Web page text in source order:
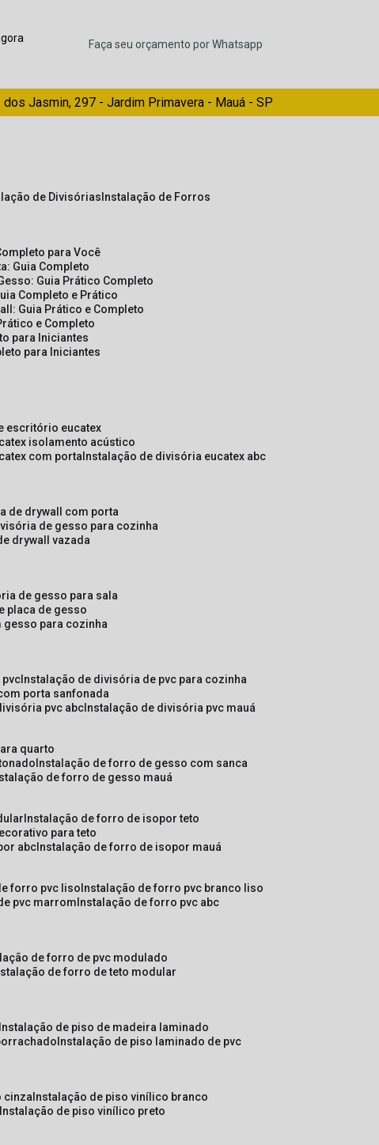
Faça seu orçamento por Whatsapp
dos Jasmin, 297 - Jardim Primavera - Mauá - SP
de Divisórias Instalação de Forros
para Você
Guia Completo
Guia Prático Completo
Completo e Prático
Guia Prático e Completo
e Completo
para Iniciantes
para Iniciantes
escritório eucatex
isolamento acústico
com porta instalação de divisória eucatex abc
de drywall com porta
de gesso para cozinha
drywall vazada
de gesso para sala
placa de gesso
gesso para cozinha
pvc instalação de divisória de pvc para cozinha
porta sanfonada
pvc abc instalação de divisória pvc mauá
quarto
instalação de forro de gesso com sanca
de forro de gesso mauá
instalação de forro de isopor teto
para teto
abc instalação de forro de isopor mauá
forro pvc liso instalação de forro pvc branco liso
pvc marrom instalação de forro pvc abc
de forro de pvc modulado
de forro de teto modular
instalação de piso de madeira laminado
instalação de piso laminado de pvc
cinza instalação de piso vinílico branco
instalação de piso vinílico preto